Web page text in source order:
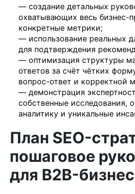
— создание детальных
охватывающих весь бизнес-
конкретные метрики;
— использование реальных
для подтверждения
— оптимизация структуры
ответов за счёт чётких
вопрос-ответ и корректной
— демонстрация
собственные исследования,
аналитику и уникальные
План SEO-
пошаговое
для B2B-